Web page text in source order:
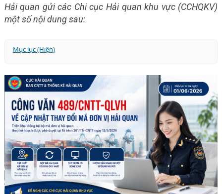
Hải quan gửi các Chi cục Hải quan khu vực (CCHQKV)
một số nội dung sau:
Mục lục (Hiện)
MÃ